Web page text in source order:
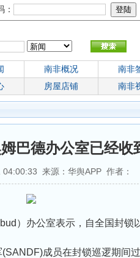
：
南非概况 南非
房屋店铺 南非
巴德办公室已经收
来源：华舆APP 作者：
）办公室表示，自全国封锁
成员在封锁巡逻期间